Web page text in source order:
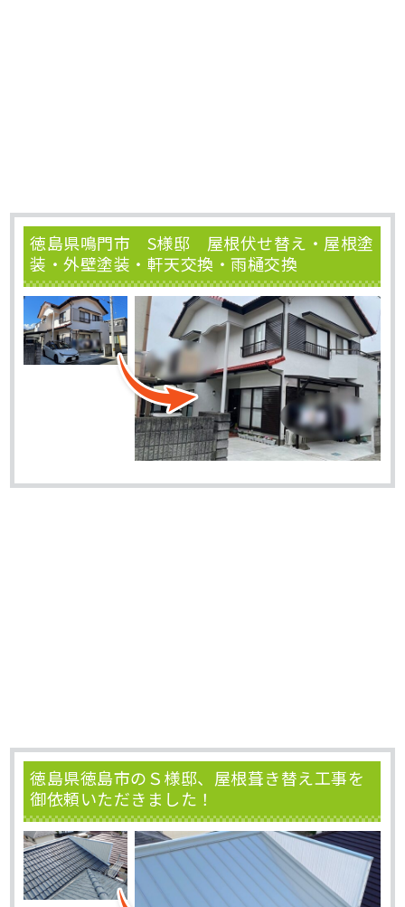
徳島県鳴門市 S様邸 屋根伏せ替え・屋根塗
装・外壁塗装・軒天交換・雨樋交換
徳島県徳島市のＳ様邸、屋根葺き替え工事を
御依頼いただきました！